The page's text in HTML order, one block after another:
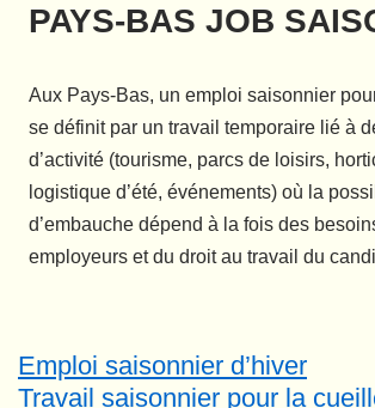
PAYS-BAS JOB
Aux Pays-Bas, un emploi saisonnier
se définit par un travail temporaire lié à
d’activité (tourisme, parcs de loisirs,
logistique d’été, événements) où la
d’embauche dépend à la fois des
employeurs et du droit au travail du
Emploi saisonnier d’hiver
Travail saisonnier pour la